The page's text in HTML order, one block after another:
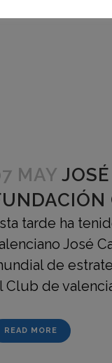
MAY
tarde ha
José
de
Club de
READ MORE